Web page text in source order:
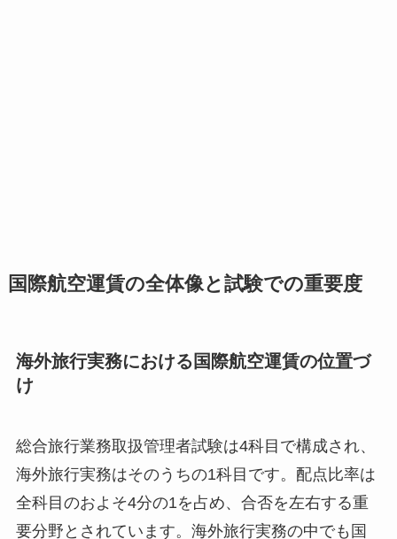
国際航空運賃の全体像と試験での重要度
海外旅行実務における国際航空運賃の位置づ
け
総合旅行業務取扱管理者試験は4科目で構成され、
海外旅行実務はそのうちの1科目です。配点比率は
全科目のおよそ4分の1を占め、合否を左右する重
要分野とされています。海外旅行実務の中でも国